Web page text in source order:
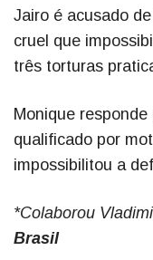
Jairo é acusado
cruel que
três torturas
Monique
qualificado por
impossibilitou a
*Colaborou
Brasil